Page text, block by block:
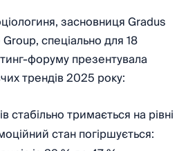
засновниця Gradus
спеціально для 18
форуму презентувала
трендів 2025 року:
стабільно тримається на рівні
стан погіршується: